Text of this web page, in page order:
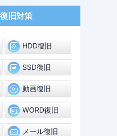
旧対策
HDD復旧
SSD復旧
動画復旧
WORD復旧
メール復旧